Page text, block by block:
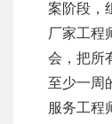
案阶段，
厂家工程
会，把所
至少一周
服务工程